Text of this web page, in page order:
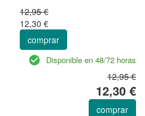
12,95 €
12,30 €
comprar
Disponible en 48/72 horas
12,95 €
12,30 €
comprar